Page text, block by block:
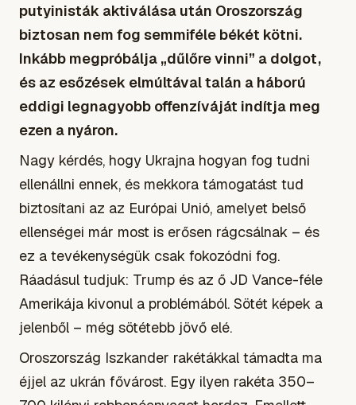
putyinisták aktiválása után Oroszország
biztosan nem fog semmiféle békét kötni.
Inkább megpróbálja „dűlőre vinni” a dolgot,
és az esőzések elmúltával talán a háború
eddigi legnagyobb offenzíváját indítja meg
ezen a nyáron.
Nagy kérdés, hogy Ukrajna hogyan fog tudni
ellenállni ennek, és mekkora támogatást tud
biztosítani az az Európai Unió, amelyet belső
ellenségei már most is erősen rágcsálnak – és
ez a tevékenységük csak fokozódni fog.
Ráadásul tudjuk: Trump és az ő JD Vance-féle
Amerikája kivonul a problémából. Sötét képek a
jelenből – még sötétebb jövő elé.
Oroszország Iszkander rakétákkal támadta ma
éjjel az ukrán fővárost. Egy ilyen rakéta 350–